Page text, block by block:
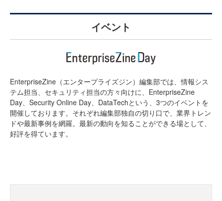
イベント
EnterpriseZine（エンタープライズジン）編集部では、情報シス
テム担当、セキュリティ担当の方々向けに、EnterpriseZine
Day、Security Online Day、DataTechという、3つのイベントを
開催しております。それぞれ編集部独自の切り口で、業界トレン
ドや最新事例を網羅。最新の動向を知ることができる場として、
好評を得ています。